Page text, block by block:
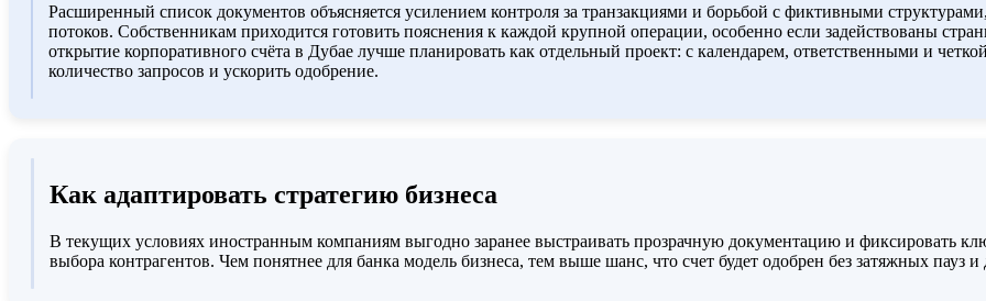
Расширенный список документов объясняется усилением контроля за транзакциями и борьбой с фиктивными
потоков. Собственникам приходится готовить пояснения к каждой крупной операции, особенно если задействованы
открытие корпоративного счёта в Дубае лучше планировать как отдельный проект: с календарем, ответственными и
количество запросов и ускорить одобрение.
Как адаптировать стратегию бизнеса
В текущих условиях иностранным компаниям выгодно заранее выстраивать прозрачную документацию и фиксировать
выбора контрагентов. Чем понятнее для банка модель бизнеса, тем выше шанс, что счет будет одобрен без затяжных пауз